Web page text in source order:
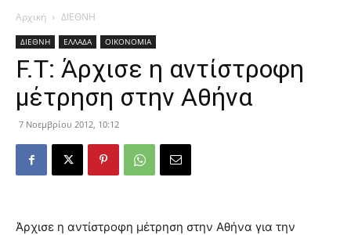
Αρχική ΔΙΕΘΝΗ
ΔΙΕΘΝΗ ΕΛΛΑΔΑ ΟΙΚΟΝΟΜΙΑ
F.T: Άρχισε η αντίστροφη
μέτρηση στην Αθήνα
7 Νοεμβρίου 2012, 10:12
Άρχισε η αντίστροφη μέτρηση στην Αθήνα για την